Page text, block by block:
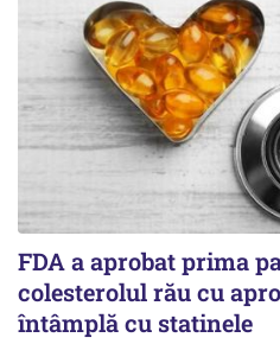
FDA a aprobat prima
colesterolul rău cu
întâmplă cu statinele